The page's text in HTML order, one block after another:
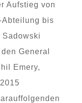
Aufstieg von
bis
Sadowski
General
Emery,